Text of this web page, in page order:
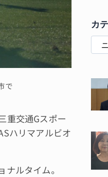
で
重交通Gスポー
ハリマアルビオ
ルタイム。
カ